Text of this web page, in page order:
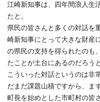
江崎新知事は、四年間浪人生
たと。
県民の皆さんと多くの対話を
崎新知事にとって大きな財産
の県民の支持を得られたのも
たことが土台にあるのだろう
こういった対話というのは非
だまだ課題山積ですから、ま
町長を始めとした市町村の皆